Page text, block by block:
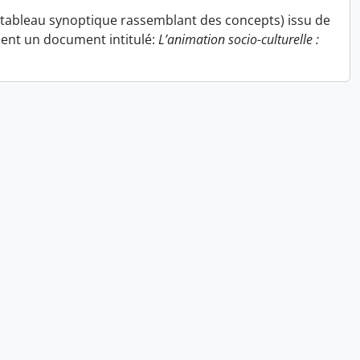
synoptique rassemblant des concepts) issu de
un document intitulé: L’animation socio-culturelle :